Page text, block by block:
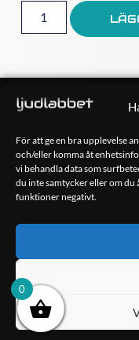
För att ge en bra upplevelse
och/eller komma åt
vi behandla data som
du inte samtycker eller om du
funktioner negativt.
OM OSS
Ljudlabbet är en del
Sotenäs AB.
KONTAKT
Klippsjövägen 5
Copyright 2023 Ljudlabbet i
0